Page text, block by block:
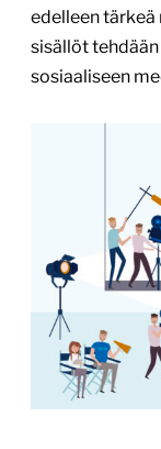
edelleen
sisällöt
sosiaaliseen